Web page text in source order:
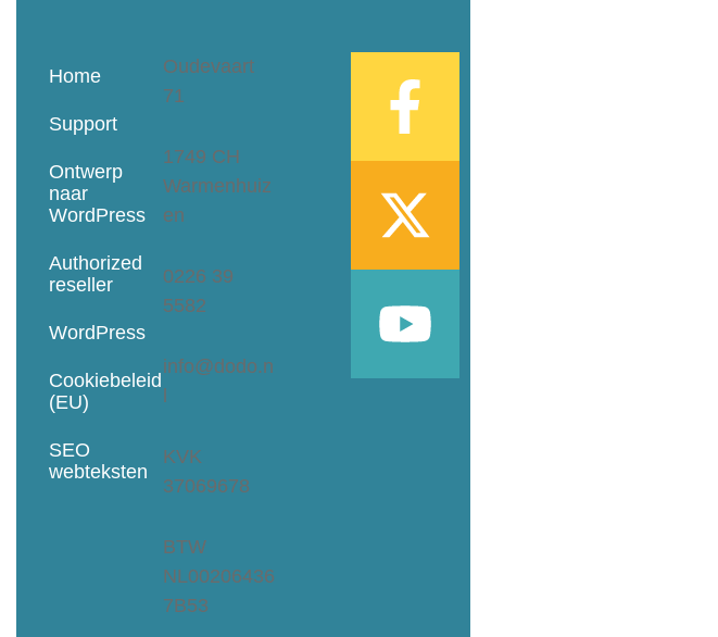
Home
Support
Ontwerp
naar
WordPress
Authorized
reseller
WordPress
Cookiebeleid
(EU)
SEO
webteksten
Oudevaart
71
1749 CH
Warmenhuiz
en
0226 39
5582
info@dodo.n
KVK
37069678
BTW
NL00206436
7B53